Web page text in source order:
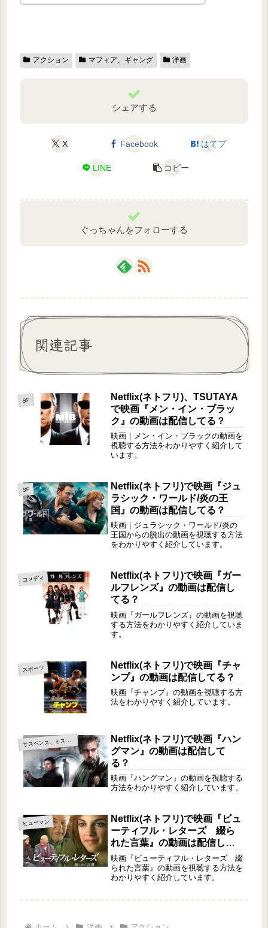
アクション マフィア、ギャング 洋画
シェアする
X Facebook はてブ
LINE コピー
ぐっちゃんをフォローする
関連記事
SF
Netflix(ネトフリ)、TSUTAYA
で映画『メン・イン・ブラッ
ク』の動画は配信してる？
映画｜メン・イン・ブラックの動画を
視聴する方法をわかりやすく紹介して
います。
SF
Netflix(ネトフリ)で映画『ジュ
ラシック・ワールド/炎の王
国』の動画は配信してる？
映画｜ジュラシック・ワールド/炎の
王国からの脱出の動画を視聴する方法
をわかりやすく紹介しています。
コメディ
Netflix(ネトフリ)で映画『ガー
ルフレンズ』の動画は配信し
てる？
映画『ガールフレンズ』の動画を視聴
する方法をわかりやすく紹介していま
す。
スポーツ
Netflix(ネトフリ)で映画『チャ
ンプ』の動画は配信してる？
映画『チャンプ』の動画を視聴する方
法をわかりやすく紹介しています。
サ
スペンス、ミステリー
Netflix(ネトフリ)で映画『ハン
グマン』の動画は配信して
る？
映画『ハングマン』の動画を視聴する
方法をわかりやすく紹介しています。
ヒューマン
Netflix(ネトフリ)で映画『ビュ
ーティフル・レターズ 綴ら
れた言葉』の動画は配信して
る？
映画『ビューティフル・レターズ 綴
られた言葉』の動画を視聴する方法を
わかりやすく紹介しています。